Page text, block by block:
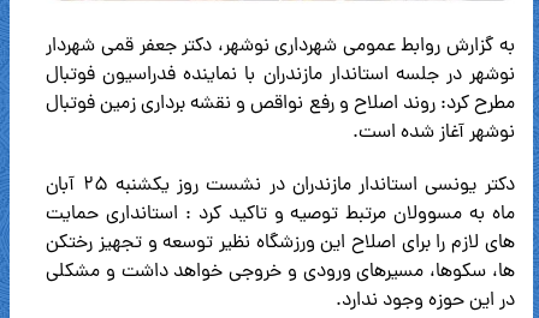
به گزارش روابط عمومی شهرداری نوشهر، دکتر جعفر قمی شهردار
نوشهر در جلسه استاندار مازندران با نماینده فدراسیون فوتبال
مطرح کرد: روند اصلاح و رفع نواقص و نقشه برداری زمین فوتبال
نوشهر آغاز شده است.
دکتر یونسی استاندار مازندران در نشست روز یکشنبه ۲۵ آبان
ماه به مسوولان مرتبط توصیه و تاکید کرد : استانداری حمایت
های لازم را برای اصلاح این ورزشگاه نظیر توسعه و تجهیز رختکن
ها، سکوها، مسیرهای ورودی و خروجی خواهد داشت و مشکلی
در این حوزه وجود ندارد.